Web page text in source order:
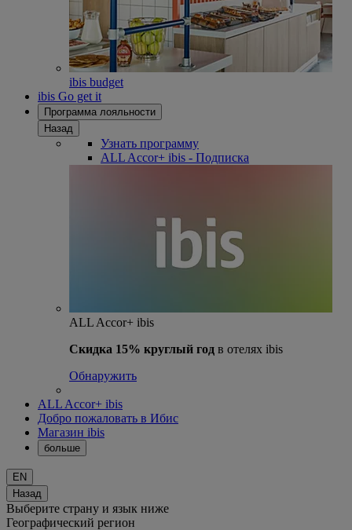
ibis budget
ibis Go get it
Программа лояльности
Назад
Узнать программу
ALL Accor+ ibis - Подписка
ALL Accor+ ibis
Скидка 15% круглый год в отелях ibis
Обнаружить
ALL Accor+ ibis
Добро пожаловать в Ибис
Магазин ibis
больше
EN
Назад
Выберите страну и язык ниже
Географический регион